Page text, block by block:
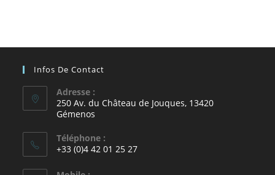
Infos De Contact
Adresse :
250 Av. du Château de Jouques, 13420
Gémenos
Téléphone :
+33 (0)4 42 01 25 27